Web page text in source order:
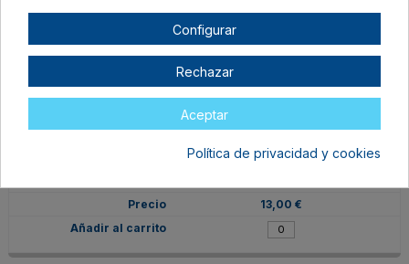
VIN-PPI-PLA
GL Plata
13,00 €
Configurar
Rechazar
Aceptar
Política de privacidad y cookies